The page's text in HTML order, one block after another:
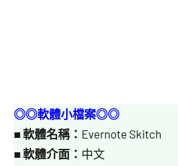
◎◎軟體小檔案◎◎
■軟體名稱： Evernote Skitch
■軟體介面： 中文